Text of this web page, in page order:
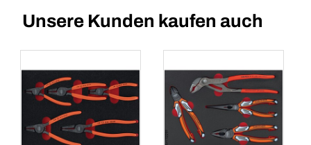
Unsere Kunden kaufen auch